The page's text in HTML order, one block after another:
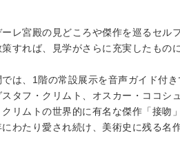
レ宮殿の見どころや傑作を巡るセル
すれば、見学がさらに充実したもの
は、1階の常設展示を音声ガイド付
タフ・クリムト、オスカー・ココシ
リムトの世界的に有名な傑作「接吻
わたり愛され続け、美術史に残る名